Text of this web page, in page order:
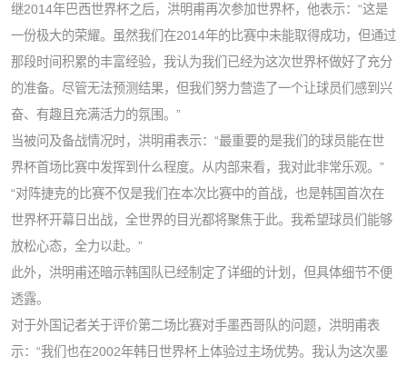
继2014年巴西世界杯之后，洪明甫再次参加世界杯，他表示：“这是
一份极大的荣耀。虽然我们在2014年的比赛中未能取得成功，但通过
那段时间积累的丰富经验，我认为我们已经为这次世界杯做好了充分
的准备。尽管无法预测结果，但我们努力营造了一个让球员们感到兴
奋、有趣且充满活力的氛围。”
当被问及备战情况时，洪明甫表示：“最重要的是我们的球员能在世
界杯首场比赛中发挥到什么程度。从内部来看，我对此非常乐观。”
“对阵捷克的比赛不仅是我们在本次比赛中的首战，也是韩国首次在
世界杯开幕日出战，全世界的目光都将聚焦于此。我希望球员们能够
放松心态，全力以赴。”
此外，洪明甫还暗示韩国队已经制定了详细的计划，但具体细节不便
透露。
对于外国记者关于评价第二场比赛对手墨西哥队的问题，洪明甫表
示：“我们也在2002年韩日世界杯上体验过主场优势。我认为这次墨